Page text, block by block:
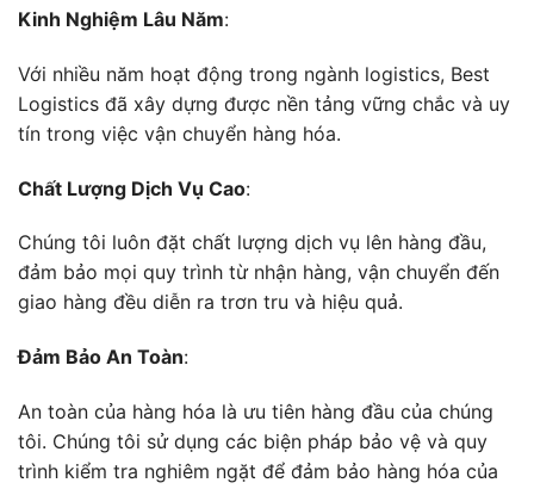
Kinh Nghiệm Lâu Năm:
Với nhiều năm hoạt động trong ngành logistics, Best
Logistics đã xây dựng được nền tảng vững chắc và uy
tín trong việc vận chuyển hàng hóa.
Chất Lượng Dịch Vụ Cao:
Chúng tôi luôn đặt chất lượng dịch vụ lên hàng đầu,
đảm bảo mọi quy trình từ nhận hàng, vận chuyển đến
giao hàng đều diễn ra trơn tru và hiệu quả.
Đảm Bảo An Toàn:
An toàn của hàng hóa là ưu tiên hàng đầu của chúng
tôi. Chúng tôi sử dụng các biện pháp bảo vệ và quy
trình kiểm tra nghiêm ngặt để đảm bảo hàng hóa của